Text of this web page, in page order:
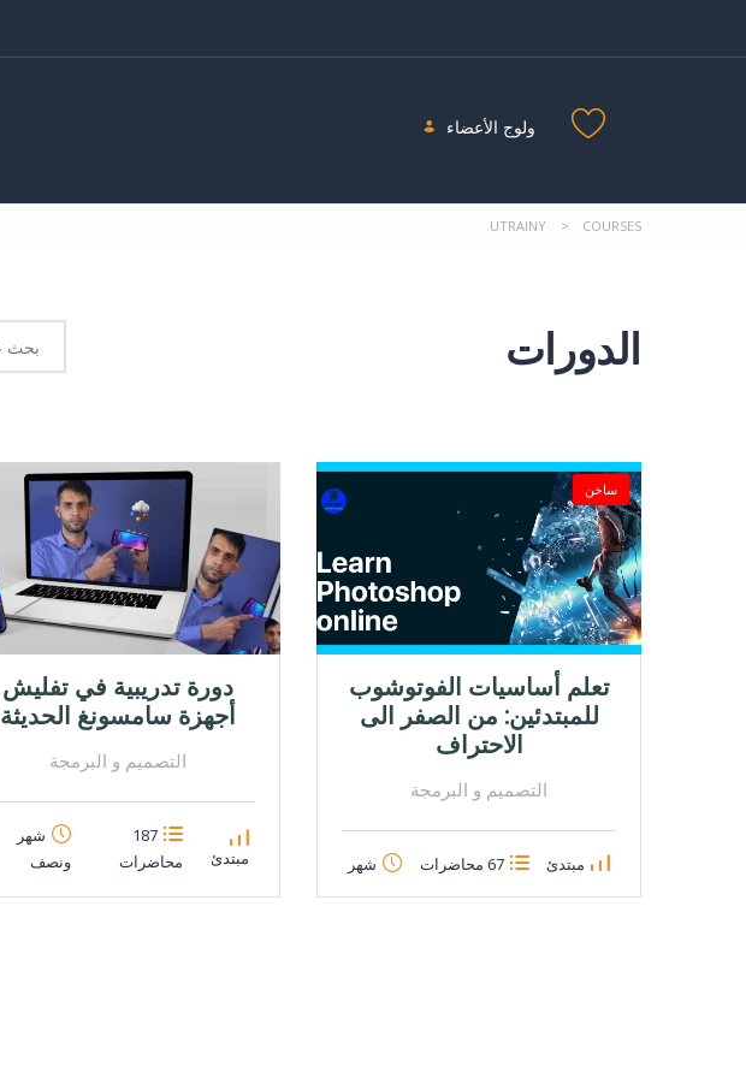
ولوج الأعضاء
UTRAINY > COURSES
الدورات
ساخن
تعلم أساسيات الفوتوشوب
للمبتدئين: من الصفر الى
الاحتراف
التصميم و البرمجة
مبتدئ 67 محاضرات شهر
دورة تدريبية في تفليش
أجهزة سامسونغ الحديثة
التصميم و البرمجة
مبتدئ
187
محاضرات
شهر
ونصف